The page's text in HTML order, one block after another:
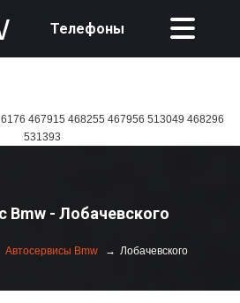
Телефоны
467915 468255 467956 513049 468296
531393
Bmw - Лобачевского
Автосервисы Bmw Лобачевского